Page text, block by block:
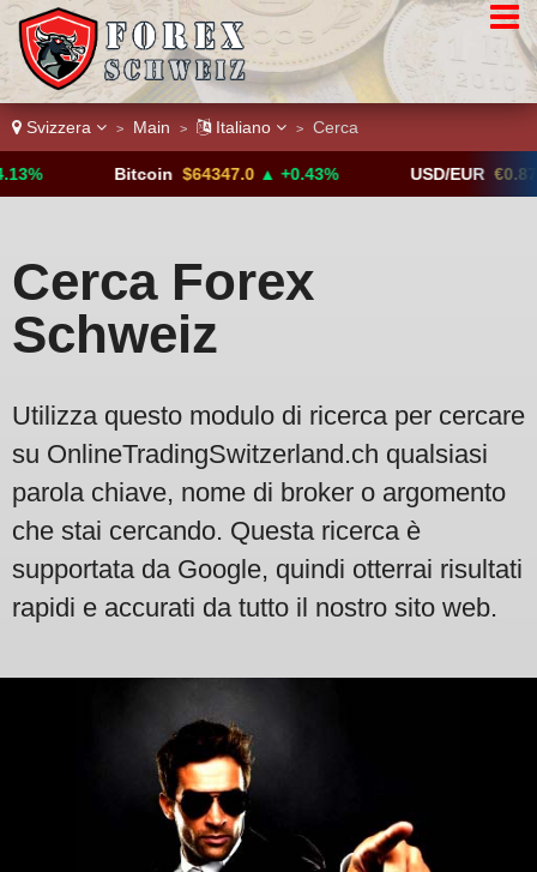
Svizzera > Main > Italiano > Cerca
Bitcoin $64347.0 ▲ +0.43% USD/EUR €0.8793
Cerca Forex
Schweiz
Utilizza questo modulo di ricerca per cercare
su OnlineTradingSwitzerland.ch qualsiasi
parola chiave, nome di broker o argomento
che stai cercando. Questa ricerca è
supportata da Google, quindi otterrai risultati
rapidi e accurati da tutto il nostro sito web.